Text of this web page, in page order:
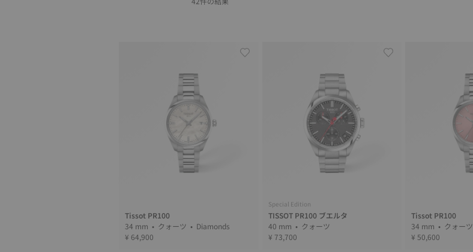
Tissot PR100
34 mm • クォーツ • Diamonds
¥ 64,900
Special Edition
TISSOT PR100 ブエルタ
40 mm • クォーツ
¥ 73,700
Tissot PR100
34 mm • クォーツ
¥ 50,600